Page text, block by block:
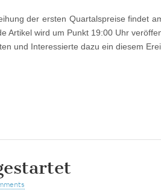
der ersten Quartalspreise findet
Artikel wird um Punkt 19:00 Uhr
und Interessierte dazu ein diesem